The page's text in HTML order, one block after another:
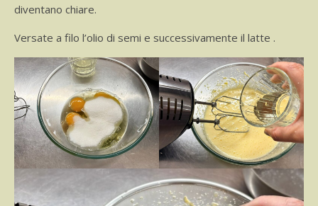
diventano chiare.
Versate a filo l’olio di semi e successivamente il latte .